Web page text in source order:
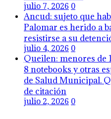
julio 7, 2026 0
Ancud: sujeto que
Palomar es herido a
resistirse a su
julio 4, 2026 0
Queilen: menores de
8 notebooks y otras
de Salud Municipal.
de citación
julio 2, 2026 0